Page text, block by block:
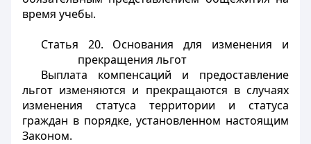
время учебы.
Статья 20. Основания для изменения и
прекращения льгот
Выплата компенсаций и предоставление
льгот изменяются и прекращаются в случаях
изменения статуса территории и статуса
граждан в порядке, установленном настоящим
Законом.